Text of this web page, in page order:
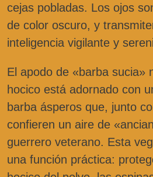
cejas pobladas. Los ojos
de color oscuro, y
inteligencia vigilante y
El apodo de «barba sucia»
hocico está adornado con
barba ásperos que, junto
confieren un aire de
guerrero veterano. Esta
una función práctica: